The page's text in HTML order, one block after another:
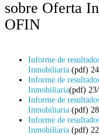
sobre Oferta
OFIN
Informe de
Inmobiliaria (pdf)
Informe de
Inmobiliaria(pdf)
Informe de
Inmobiliaria (pdf)
Informe de
Inmobiliaria (pdf)